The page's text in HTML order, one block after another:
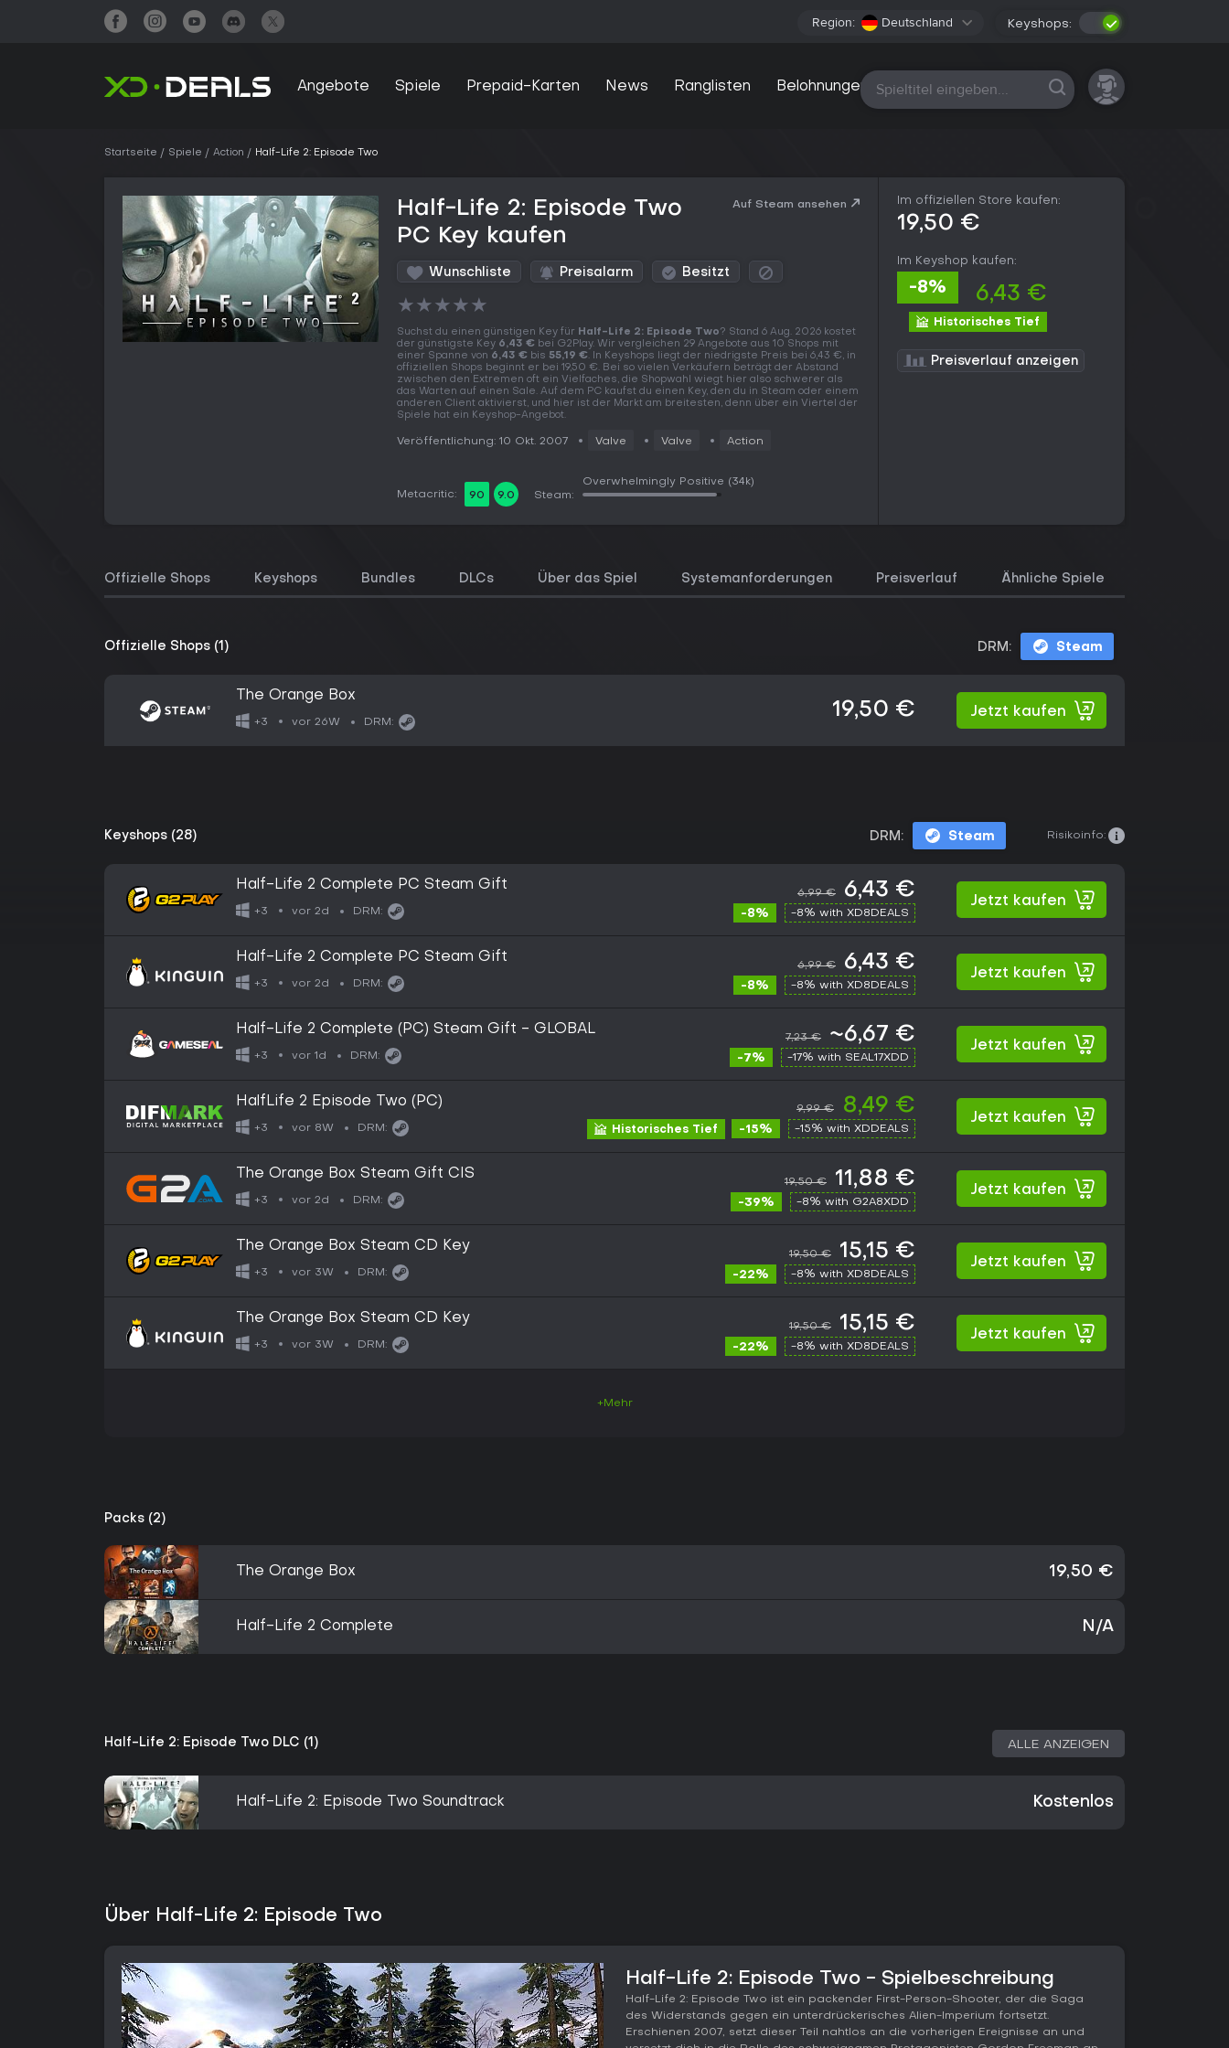
Region: Deutschland Keyshops:
Angebote Spiele Prepaid-Karten News Ranglisten Belohnungen Alle Plattformen
Startseite Spiele Action Half-Life 2: Episode Two
Half-Life 2: Episode Two
PC Key kaufen
Auf Steam ansehen
Wunschliste Preisalarm Besitzt
★★★★★
Suchst du einen günstigen Key für Half-Life 2: Episode Two? Stand 6 Aug. 2026 kostet
der günstigste Key 6,43 € bei G2Play. Wir vergleichen 29 Angebote aus 10 Shops mit
einer Spanne von 6,43 € bis 55,19 €. In Keyshops liegt der niedrigste Preis bei 6,43 €, in
offiziellen Shops beginnt er bei 19,50 €. Bei so vielen Verkäufern beträgt der Abstand
zwischen den Extremen oft ein Vielfaches, die Shopwahl wiegt hier also schwerer als
das Warten auf einen Sale. Auf dem PC kaufst du einen Key, den du in Steam oder einem
anderen Client aktivierst, und hier ist der Markt am breitesten, denn über ein Viertel der
Spiele hat ein Keyshop-Angebot.
Veröffentlichung: 10 Okt. 2007 Valve Valve Action
Metacritic: 90 9.0 Steam:
Overwhelmingly Positive (34k)
Im offiziellen Store kaufen:
19,50 €
Im Keyshop kaufen:
-8% 6,43 €
Historisches Tief
Preisverlauf anzeigen
Offizielle Shops Keyshops Bundles DLCs Über das Spiel Systemanforderungen Preisverlauf Ähnliche Spiele
Offizielle Shops (1) DRM: Steam
The Orange Box
+3 vor 26W DRM:
19,50 € Jetzt kaufen
Keyshops (28) DRM: Steam Risikoinfo:
Half-Life 2 Complete PC Steam Gift
+3 vor 2d DRM:
6,99 € 6,43 €
-8% -8% with XD8DEALS
Jetzt kaufen
Half-Life 2 Complete PC Steam Gift
+3 vor 2d DRM:
6,99 € 6,43 €
-8% -8% with XD8DEALS
Jetzt kaufen
Half-Life 2 Complete (PC) Steam Gift - GLOBAL
+3 vor 1d DRM:
7,23 € ~6,67 €
-7% -17% with SEAL17XDD
Jetzt kaufen
HalfLife 2 Episode Two (PC)
+3 vor 8W DRM:
9,99 € 8,49 €
Historisches Tief -15% -15% with XDDEALS
Jetzt kaufen
The Orange Box Steam Gift CIS
+3 vor 2d DRM:
19,50 € 11,88 €
-39% -8% with G2A8XDD
Jetzt kaufen
The Orange Box Steam CD Key
+3 vor 3W DRM:
19,50 € 15,15 €
-22% -8% with XD8DEALS
Jetzt kaufen
The Orange Box Steam CD Key
+3 vor 3W DRM:
19,50 € 15,15 €
-22% -8% with XD8DEALS
Jetzt kaufen
+Mehr
Packs (2)
The Orange Box 19,50 €
Half-Life 2 Complete N/A
Half-Life 2: Episode Two DLC (1) ALLE ANZEIGEN
Half-Life 2: Episode Two Soundtrack Kostenlos
Über Half-Life 2: Episode Two
Half-Life 2: Episode Two - Spielbeschreibung
Half-Life 2: Episode Two ist ein packender First-Person-Shooter, der die Saga
des Widerstands gegen ein unterdrückerisches Alien-Imperium fortsetzt.
Erschienen 2007, setzt dieser Teil nahtlos an die vorherigen Ereignisse an und